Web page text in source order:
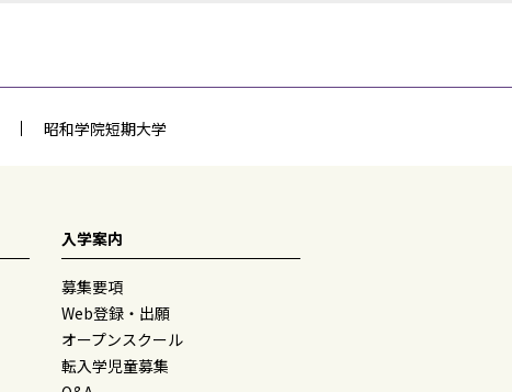
昭和学院短期大学
入学案内
募集要項
Web登録・出願
オープンスクール
転入学児童募集